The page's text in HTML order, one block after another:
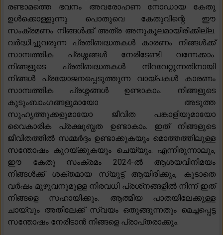
രണ്ടാമത്തെ ഭവനം അവരോഹണ നോഡായ കേതു
ഉൾക്കൊള്ളുന്നു. പൊതുവെ കേതുവിന്റെ ഈ
സംക്രമണം നിങ്ങൾക്ക് അത്ര അനുകൂലമായിരിക്കില്ല.
വർദ്ധിച്ചുവരുന്ന പ്രതിബദ്ധതകൾ കാരണം നിങ്ങൾക്ക്
സാമ്പത്തിക പ്രശ്നങ്ങൾ നേരിടേണ്ടി വന്നേക്കാം.
നിങ്ങളുടെ പ്രതിബദ്ധതകൾ നിറവേറ്റുന്നതിനായി
നിങ്ങൾ പ്രയോജനപ്പെടുത്തുന്ന വായ്പകൾ കാരണം
സാമ്പത്തിക പ്രശ്നങ്ങൾ ഉണ്ടാകാം. നിങ്ങളുടെ
കുടുംബാംഗങ്ങളുമായോ അടുത്ത
സുഹൃത്തുക്കളുമായോ ജീവിത പങ്കാളിയുമായോ
വൈകാരിക പ്രക്ഷുബ്ധത ഉണ്ടാകാം. ഇത് നിങ്ങളുടെ
ജീവിതത്തിൽ സമ്മർദ്ദം ഉണ്ടാക്കുകയും മൊത്തത്തിലുള്ള
സന്തോഷം കുറയ്ക്കുകയും ചെയ്യും. എന്നിരുന്നാലും,
ഈ കേതു സംക്രമം 2024-ൽ ആശയവിനിമയം
നിങ്ങൾക്ക് ശക്തമായ സ്യൂട്ട് ആയിരിക്കും, കൂടാതെ
വർഷം മുഴുവനുമുള്ള നിരവധി പ്രശ്‌നങ്ങളിൽ നിന്ന് ഇത്
നിങ്ങളെ സഹായിക്കും. ആത്മീയ പാതയിലേക്കുള്ള
ചായ്‌വും അതിലേക്ക് സ്വയം ഒതുങ്ങുന്നതും മെച്ചപ്പെട്ട
സന്തോഷം നേരിടാൻ നിങ്ങളെ പ്രാപ്‌തരാക്കും.